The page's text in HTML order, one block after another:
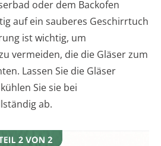
oder dem Backofen
auf ein sauberes Geschirrtuch
ist wichtig, um
vermeiden, die die Gläser zum
Lassen Sie die Gläser
Sie sie bei
ab.